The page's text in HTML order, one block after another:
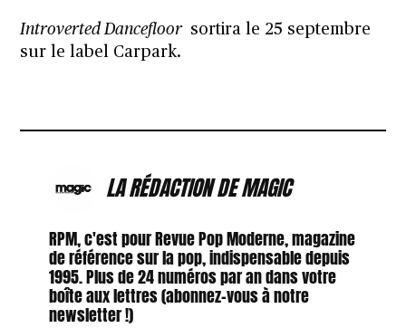
Introverted Dancefloorsortira le 25 septembre
sur le label Carpark.
LA RÉDACTION DE MAGIC
RPM, c'est pour Revue Pop Moderne, magazine
de référence sur la pop, indispensable depuis
1995. Plus de 24 numéros par an dans votre
boîte aux lettres (abonnez-vous à notre
newsletter !)